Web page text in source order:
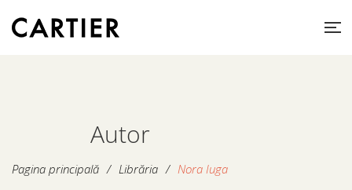
Autor
Pagina principală / Librăria / Nora Iuga